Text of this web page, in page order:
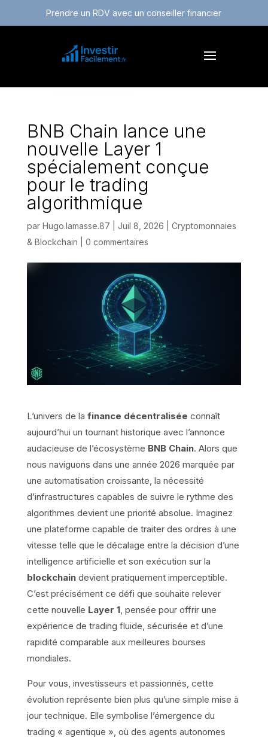
Prendre un RDV avec un conseiller financier
BNB Chain lance une
nouvelle Layer 1
spécialement conçue
pour le trading
algorithmique
par Hugo.lamasse.87 Juil 8, 2026
Cryptomonnaies
& Blockchain
0 commentaires
L’univers de la finance décentralisée connaît
aujourd’hui un tournant historique avec l’annonce
audacieuse de l’écosystème BNB Chain. Alors que
nous naviguons dans une année 2026 marquée par
une automatisation croissante, la nécessité
d’infrastructures capables de suivre le rythme des
algorithmes devient une priorité absolue. Imaginez
une plateforme capable de traiter des ordres à une
vitesse telle que le décalage entre la décision d’une
intelligence artificielle et son exécution sur la
blockchaindevient pratiquement imperceptible.
C’est précisément ce défi que souhaite relever
cette nouvelle Layer 1, pensée pour offrir une
expérience de trading fluide, sécurisée et d’une
rapidité comparable aux meilleures bourses
mondiales.
Pour vous, investisseurs et passionnés, cette
évolution représente bien plus qu’une simple mise à
jour technique. Elle symbolise l’émergence du
trading « agentique », où des agents autonomes